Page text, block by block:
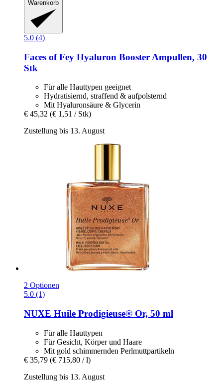
Warenkorb
5.0 (4)
Faces of Fey Hyaluron Booster Ampullen, 30
Stk
Für alle Hauttypen geeignet
Hydratisiernd, straffend & aufpolsternd
Mit Hyaluronsäure & Glycerin
€ 45,32 (€ 1,51 / Stk)
Zustellung bis 13. August
2 Optionen
5.0 (1)
NUXE Huile Prodigieuse® Or, 50 ml
Für alle Hauttypen
Für Gesicht, Körper und Haare
Mit gold schimmernden Perlmuttpartikeln
€ 35,79 (€ 715,80 / l)
Zustellung bis 13. August